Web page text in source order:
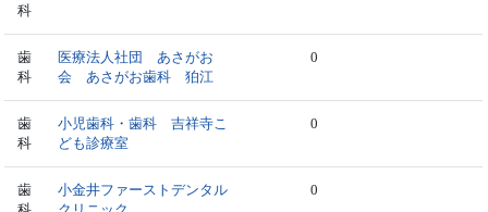
科
歯
科
医療法人社団 あさがお
会 あさがお歯科 狛江
0
歯
科
小児歯科・歯科 吉祥寺こ
ども診療室
0
歯
小金井ファーストデンタル
0